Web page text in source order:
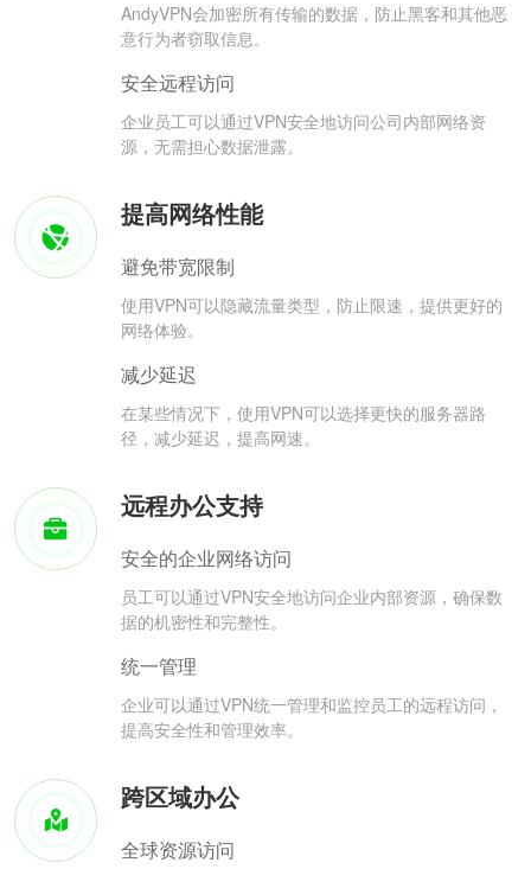
AndyVPN会加密所有传输的数据，防止黑客和其他恶
意行为者窃取信息。
安全远程访问
企业员工可以通过VPN安全地访问公司内部网络资
源，无需担心数据泄露。
提高网络性能
避免带宽限制
使用VPN可以隐藏流量类型，防止限速，提供更好的
网络体验。
减少延迟
在某些情况下，使用VPN可以选择更快的服务器路
径，减少延迟，提高网速。
远程办公支持
安全的企业网络访问
员工可以通过VPN安全地访问企业内部资源，确保数
据的机密性和完整性。
统一管理
企业可以通过VPN统一管理和监控员工的远程访问，
提高安全性和管理效率。
跨区域办公
全球资源访问